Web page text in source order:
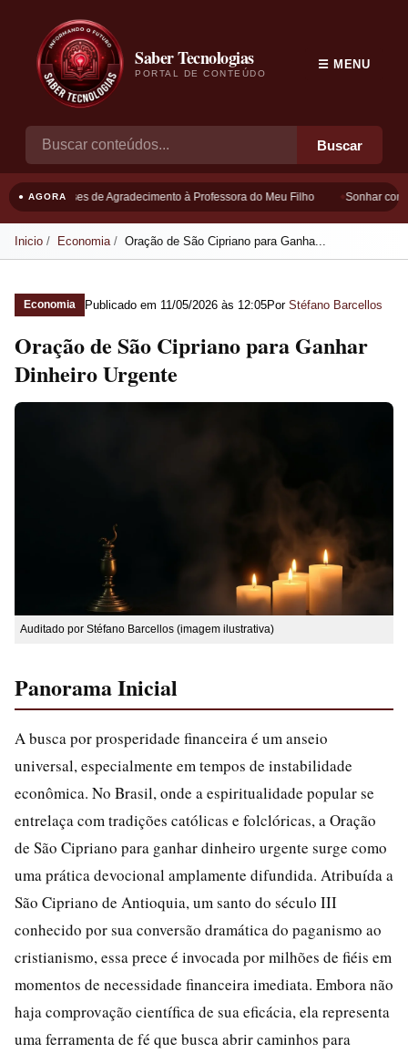
Saber Tecnologias
PORTAL DE CONTEÚDO
Buscar
☰ MENU
● AGORAFrases de Agradecimento à Professora do Meu Filho Sonhar com
Inicio Economia Oração de São Cipriano para Ganha...
Economia Publicado em 11/05/2026 às 12:05Por Stéfano Barcellos
Oração de São Cipriano para Ganhar
Dinheiro Urgente
Auditado por Stéfano Barcellos (imagem ilustrativa)
Panorama Inicial
A busca por prosperidade financeira é um anseio
universal, especialmente em tempos de instabilidade
econômica. No Brasil, onde a espiritualidade popular se
entrelaça com tradições católicas e folclóricas, a Oração
de São Cipriano para ganhar dinheiro urgente surge como
uma prática devocional amplamente difundida. Atribuída a
São Cipriano de Antioquia, um santo do século III
conhecido por sua conversão dramática do paganismo ao
cristianismo, essa prece é invocada por milhões de fiéis em
momentos de necessidade financeira imediata. Embora não
haja comprovação científica de sua eficácia, ela representa
uma ferramenta de fé que busca abrir caminhos para